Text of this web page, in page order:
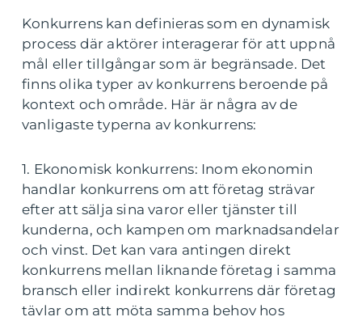
Konkurrens kan definieras som en dynamisk
process där aktörer interagerar för att uppnå
mål eller tillgångar som är begränsade. Det
finns olika typer av konkurrens beroende på
kontext och område. Här är några av de
vanligaste typerna av konkurrens:
1. Ekonomisk konkurrens: Inom ekonomin
handlar konkurrens om att företag strävar
efter att sälja sina varor eller tjänster till
kunderna, och kampen om marknadsandelar
och vinst. Det kan vara antingen direkt
konkurrens mellan liknande företag i samma
bransch eller indirekt konkurrens där företag
tävlar om att möta samma behov hos